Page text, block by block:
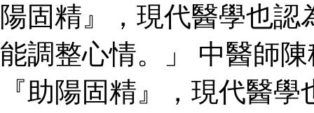
陽固精』，現代醫學也
能調整心情。」 中醫師
『助陽固精』，現代醫